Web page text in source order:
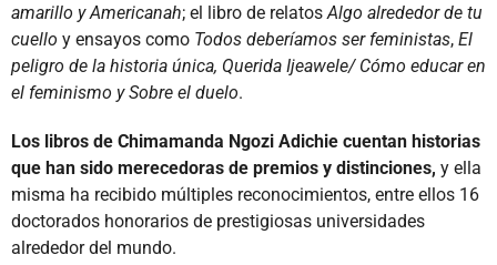
amarillo y Americanah; el libro de relatos Algo alrededor de tu
cuello y ensayos como Todos deberíamos ser feministas, El
peligro de la historia única, Querida Ijeawele/ Cómo educar en
el feminismo y Sobre el duelo.
Los libros de Chimamanda Ngozi Adichie cuentan historias
que han sido merecedoras de premios y distinciones, y ella
misma ha recibido múltiples reconocimientos, entre ellos 16
doctorados honorarios de prestigiosas universidades
alrededor del mundo.